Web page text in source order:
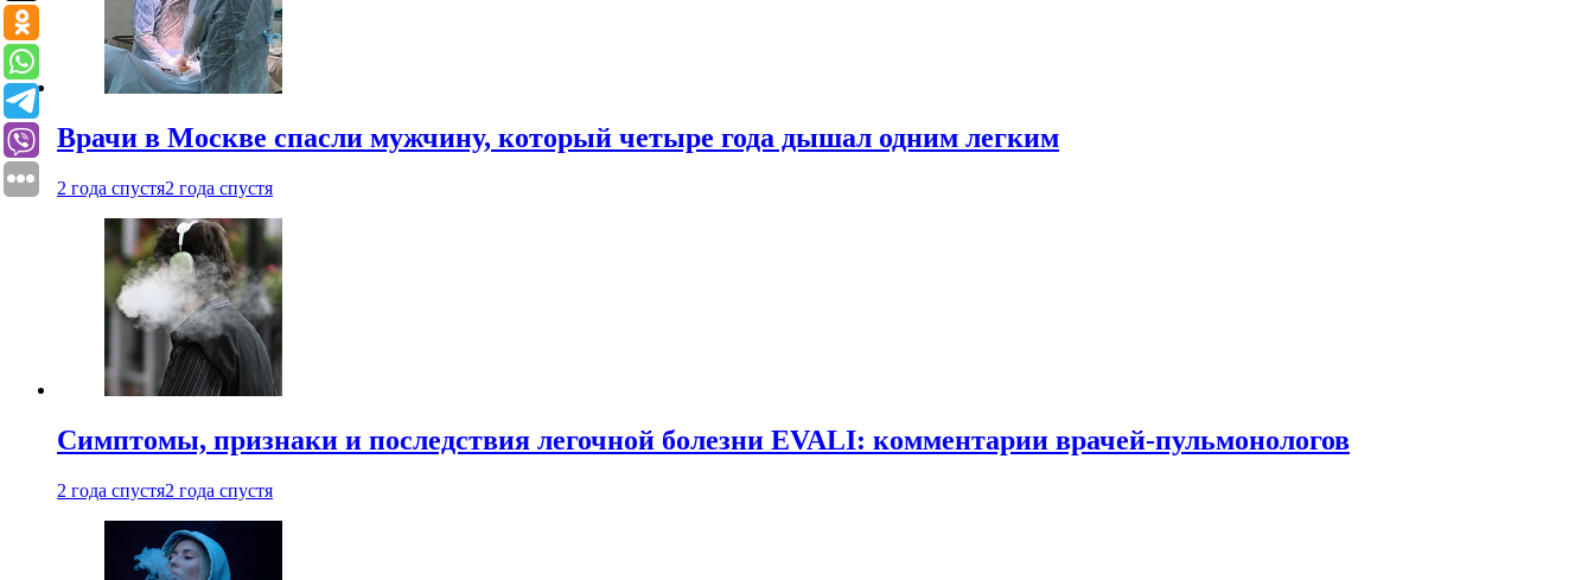
Врачи в Москве спасли мужчину, который четыре года дышал одним легким
2 года спустя2 года спустя
Симптомы, признаки и последствия легочной болезни EVALI: комментарии врачей-пульмонологов
2 года спустя2 года спустя